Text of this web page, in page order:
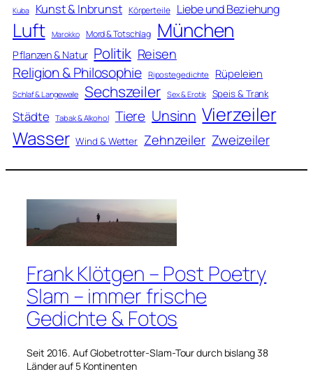
Kuba Kunst & Inbrunst Körperteile Liebe und Beziehung
Luft Marokko Mord & Totschlag München
Pflanzen & Natur Politik Reisen
Religion & Philosophie Ripostegedichte Rüpeleien
Schlaf & Langeweile Sechszeiler Sex & Erotik Speis & Trank
Städte Tabak & Alkohol Tiere Unsinn Vierzeiler
Wasser Wind & Wetter Zehnzeiler Zweizeiler
Frank Klötgen – Post Poetry
Slam – immer frische
Gedichte & Fotos
Seit 2016. Auf Globetrotter-Slam-Tour durch bislang 38
Länder auf 5 Kontinenten